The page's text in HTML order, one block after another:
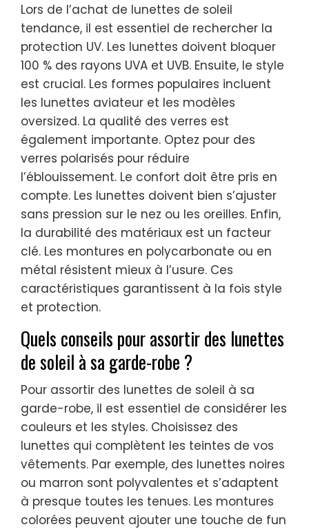
Lors de l’achat de lunettes de soleil
tendance, il est essentiel de rechercher la
protection UV. Les lunettes doivent bloquer
100 % des rayons UVA et UVB. Ensuite, le style
est crucial. Les formes populaires incluent
les lunettes aviateur et les modèles
oversized. La qualité des verres est
également importante. Optez pour des
verres polarisés pour réduire
l’éblouissement. Le confort doit être pris en
compte. Les lunettes doivent bien s’ajuster
sans pression sur le nez ou les oreilles. Enfin,
la durabilité des matériaux est un facteur
clé. Les montures en polycarbonate ou en
métal résistent mieux à l’usure. Ces
caractéristiques garantissent à la fois style
et protection.
Quels conseils pour assortir des lunettes
de soleil à sa garde-robe ?
Pour assortir des lunettes de soleil à sa
garde-robe, il est essentiel de considérer les
couleurs et les styles. Choisissez des
lunettes qui complètent les teintes de vos
vêtements. Par exemple, des lunettes noires
ou marron sont polyvalentes et s’adaptent
à presque toutes les tenues. Les montures
colorées peuvent ajouter une touche de fun